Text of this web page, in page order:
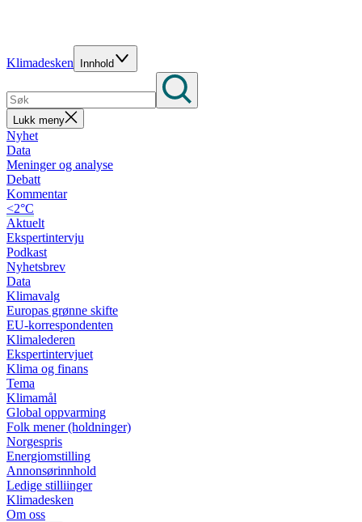
Klimadesken Innhold
Lukk meny
Nyhet
Data
Meninger og analyse
Debatt
Kommentar
<2°C
Aktuelt
Ekspertintervju
Podkast
Nyhetsbrev
Data
Klimavalg
Europas grønne skifte
EU-korrespondenten
Klimalederen
Ekspertintervjuet
Klima og finans
Tema
Klimamål
Global oppvarming
Folk mener (holdninger)
Norgespris
Energiomstilling
Annonsørinnhold
Ledige stilliinger
Klimadesken
Om oss